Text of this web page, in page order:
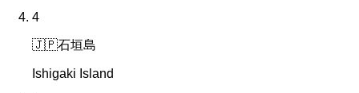
4
🇯🇵石垣島
Ishigaki Island